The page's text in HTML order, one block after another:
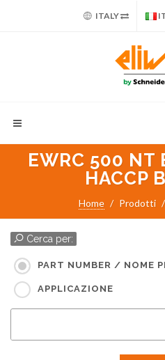
ITALY
EWRC 500 NT
HACCP
Home Prodotti
Cerca per:
PART NUMBER / NOME
APPLICAZIONE